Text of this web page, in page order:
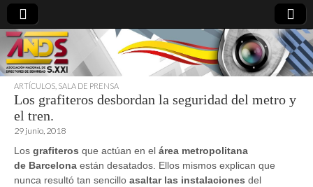
directoresdeseguridad.es
ARTÍCULOS SALA DE PRENSA
Los grafiteros desbordan la seguridad del metro y
el tren.
29 junio, 2018
Los grafiteros que actúan en el área metropolitana
de Barcelona están desatados. Ellos mismos explican que
nunca resultó tan sencillo asaltar las instalaciones del